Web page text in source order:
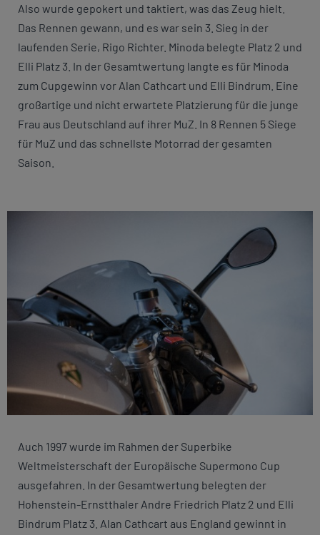
Also wurde gepokert und taktiert, was das Zeug hielt.
Das Rennen gewann, und es war sein 3. Sieg in der
laufenden Serie, Rigo Richter. Minoda belegte Platz 2 und
Elli Platz 3. In der Gesamtwertung langte es für Minoda
zum Cupgewinn vor Alan Cathcart und Elli Bindrum. Eine
großartige und nicht erwartete Platzierung für die junge
Frau aus Deutschland auf ihrer MuZ. In 8 Rennen 5 Siege
für MuZ und das schnellste Motorrad der gesamten
Saison.
Auch 1997 wurde im Rahmen der Superbike
Weltmeisterschaft der Europäische Supermono Cup
ausgefahren. In der Gesamtwertung belegten der
Hohenstein-Ernstthaler Andre Friedrich Platz 2 und Elli
Bindrum Platz 3. Alan Cathcart aus England gewinnt in